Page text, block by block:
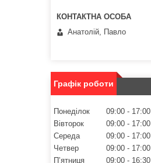
Анатолій, Павло
Графік роботи
Понеділок 09:00
17:00
Вівторок
09:00
17:00
Середа
09:00
17:00
Четвер
09:00
17:00
Пʼятниця
09:00
16:30